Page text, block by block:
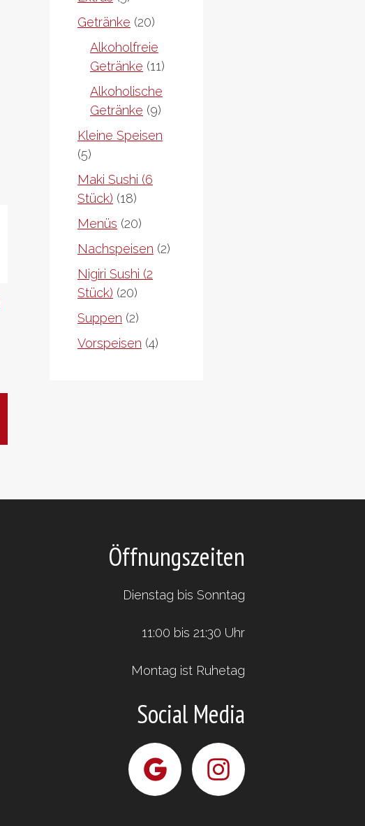
Produkte
Getränke 2020
Alkoholfreie
Getränke 1111
Alkoholische
Getränke 99
Kleine Speisen
55
Produkte
Maki Sushi (6
Stück) 1818
Produkte
Menüs 2020
Produkte
Nachspeisen 22
Nigiri Sushi (2
Stück) 2020
Produkte
Suppen 22
Produkte
Vorspeisen 44
Öffnungszeiten
Dienstag bis Sonntag
11:00 bis 21:30 Uhr
Montag ist Ruhetag
Social Media